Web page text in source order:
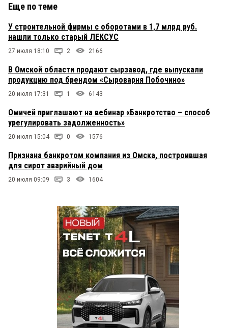
Еще по теме
У строительной фирмы с оборотами в 1,7 млрд руб.
нашли только старый ЛЕКСУС
27 июля 18:10 2 2166
В Омской области продают сырзавод, где выпускали
продукцию под брендом «Сыроварня Побочино»
20 июля 17:31 1 6143
Омичей приглашают на вебинар «Банкротство – способ
урегулировать задолженность»
20 июля 15:04 0 1576
Признана банкротом компания из Омска, построившая
для сирот аварийный дом
20 июля 09:09 3 1604